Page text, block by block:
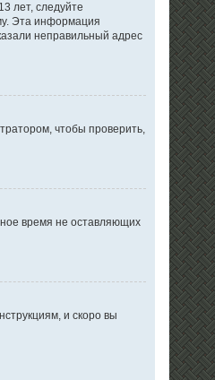
лет, следуйте
Эта информация
неправильный адрес
чтобы проверить,
время не оставляющих
и скоро вы